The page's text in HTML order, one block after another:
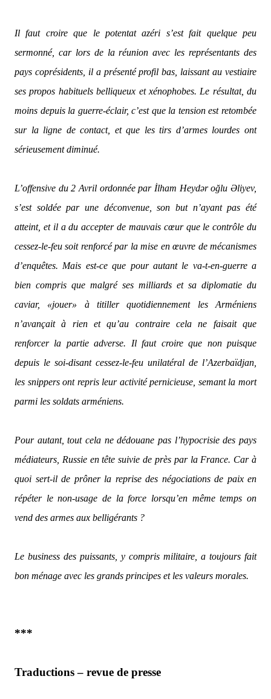
Il faut croire que le potentat azéri s’est fait quelque peu
sermonné, car lors de la réunion avec les représentants des
pays coprésidents, il a présenté profil bas, laissant au vestiaire
ses propos habituels belliqueux et xénophobes. Le résultat, du
moins depuis la guerre-éclair, c’est que la tension est retombée
sur la ligne de contact, et que les tirs d’armes lourdes ont
sérieusement diminué.
L’offensive du 2 Avril ordonnée par İlham Heydər oğlu Əliyev,
s’est soldée par une déconvenue, son but n’ayant pas été
atteint, et il a du accepter de mauvais cœur que le contrôle du
cessez-le-feu soit renforcé par la mise en œuvre de mécanismes
d’enquêtes. Mais est-ce que pour autant le va-t-en-guerre a
bien compris que malgré ses milliards et sa diplomatie du
caviar, «jouer» à titiller quotidiennement les Arméniens
n’avançait à rien et qu’au contraire cela ne faisait que
renforcer la partie adverse. Il faut croire que non puisque
depuis le soi-disant cessez-le-feu unilatéral de l’Azerbaïdjan,
les snippers ont repris leur activité pernicieuse, semant la mort
parmi les soldats arméniens.
Pour autant, tout cela ne dédouane pas l’hypocrisie des pays
médiateurs, Russie en tête suivie de près par la France. Car à
quoi sert-il de prôner la reprise des négociations de paix en
répéter le non-usage de la force lorsqu’en même temps on
vend des armes aux belligérants ?
Le business des puissants, y compris militaire, a toujours fait
bon ménage avec les grands principes et les valeurs morales.
***
Traductions – revue de presse